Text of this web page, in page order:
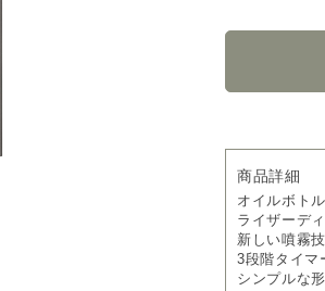
商品詳細
オイルボト
ライザーデ
新しい噴霧
3段階タイマ
シンプルな